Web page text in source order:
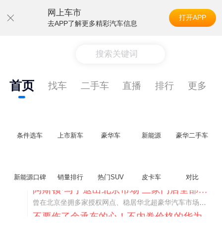
网上车市
去APP了解更多精彩汽车信息
打开APP
搜索关键词
首页 找车 二手车 直播 排行 更多
条件选车 上市新车 豪华车 新能源 豪华二手车
新能源口碑 销量排行 热门SUV 皮卡车 对比